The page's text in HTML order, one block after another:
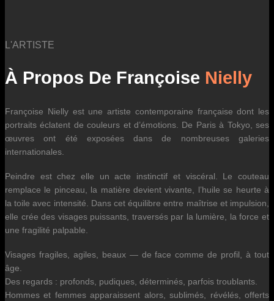
L'ARTISTE
À Propos De Françoise Nielly
Françoise Nielly est une artiste contemporaine française dont les
portraits éclatent de couleurs et d’émotions. De Paris à Tokyo, ses
œuvres ont été exposées dans de nombreuses galeries
internationales.
Peindre est chez elle un acte instinctif et viscéral. Le couteau
remplace le pinceau, la matière devient vivante, l’huile se heurte à
la toile avec intensité. Dans cet équilibre entre maîtrise et impulsion,
elle crée des visages puissants, traversés par la lumière, la force et
une fragilité palpable.
Visages fragiles, agiles, beaux — de face comme de profil, à tout
âge.
Des regards : profonds, pudiques, déterminés, parfois troublants.
Hommes et femmes apparaissent alors, sublimés, révélés, offerts